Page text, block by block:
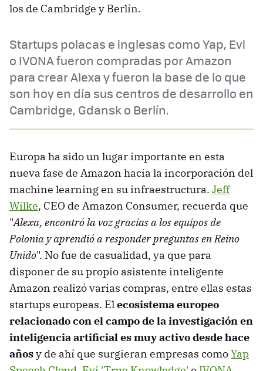
los de Cambridge y Berlín.
Startups polacas e inglesas como Yap, Evi
o IVONA fueron compradas por Amazon
para crear Alexa y fueron la base de lo que
son hoy en día sus centros de desarrollo en
Cambridge, Gdansk o Berlín.
Europa ha sido un lugar importante en esta
nueva fase de Amazon hacia la incorporación del
machine learning en su infraestructura. Jeff
Wilke, CEO de Amazon Consumer, recuerda que
"Alexa, encontró la voz gracias a los equipos de
Polonia y aprendió a responder preguntas en Reino
Unido". No fue de casualidad, ya que para
disponer de su propio asistente inteligente
Amazon realizó varias compras, entre ellas estas
startups europeas. Elecosistema europeo
relacionado con el campo de la investigación en
inteligencia artificial es muy activo desde hace
añosy de ahí que surgieran empresas comoYap